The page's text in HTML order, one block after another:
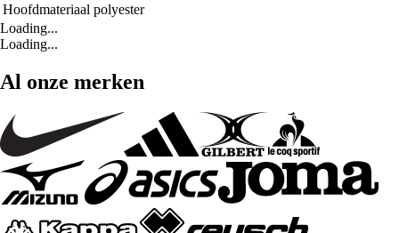
Hoofdmateriaal polyester
Loading...
Loading...
Al onze merken